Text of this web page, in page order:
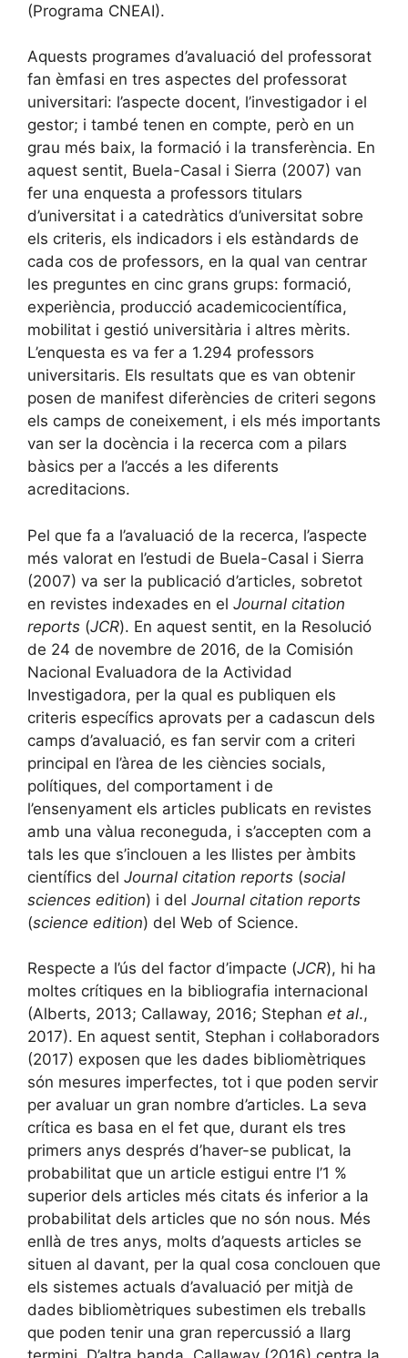
(Programa CNEAI).
Aquests programes d’avaluació del professorat
fan èmfasi en tres aspectes del professorat
universitari: l’aspecte docent, l’investigador i el
gestor; i també tenen en compte, però en un
grau més baix, la formació i la transferència. En
aquest sentit, Buela-Casal i Sierra (2007) van
fer una enquesta a professors titulars
d’universitat i a catedràtics d’universitat sobre
els criteris, els indicadors i els estàndards de
cada cos de professors, en la qual van centrar
les preguntes en cinc grans grups: formació,
experiència, producció academicocientífica,
mobilitat i gestió universitària i altres mèrits.
L’enquesta es va fer a 1.294 professors
universitaris. Els resultats que es van obtenir
posen de manifest diferències de criteri segons
els camps de coneixement, i els més importants
van ser la docència i la recerca com a pilars
bàsics per a l’accés a les diferents
acreditacions.
Pel que fa a l’avaluació de la recerca, l’aspecte
més valorat en l’estudi de Buela-Casal i Sierra
(2007) va ser la publicació d’articles, sobretot
en revistes indexades en el Journal citation
reports (JCR). En aquest sentit, en la Resolució
de 24 de novembre de 2016, de la Comisión
Nacional Evaluadora de la Actividad
Investigadora, per la qual es publiquen els
criteris específics aprovats per a cadascun dels
camps d’avaluació, es fan servir com a criteri
principal en l’àrea de les ciències socials,
polítiques, del comportament i de
l’ensenyament els articles publicats en revistes
amb una vàlua reconeguda, i s’accepten com a
tals les que s’inclouen a les llistes per àmbits
científics del Journal citation reports (social
sciences edition) i del Journal citation reports
(science edition) del Web of Science.
Respecte a l’ús del factor d’impacte (JCR), hi ha
moltes crítiques en la bibliografia internacional
(Alberts, 2013; Callaway, 2016; Stephan et al.,
2017). En aquest sentit, Stephan i col·laboradors
(2017) exposen que les dades bibliomètriques
són mesures imperfectes, tot i que poden servir
per avaluar un gran nombre d’articles. La seva
crítica es basa en el fet que, durant els tres
primers anys després d’haver-se publicat, la
probabilitat que un article estigui entre l’1 %
superior dels articles més citats és inferior a la
probabilitat dels articles que no són nous. Més
enllà de tres anys, molts d’aquests articles se
situen al davant, per la qual cosa conclouen que
els sistemes actuals d’avaluació per mitjà de
dades bibliomètriques subestimen els treballs
que poden tenir una gran repercussió a llarg